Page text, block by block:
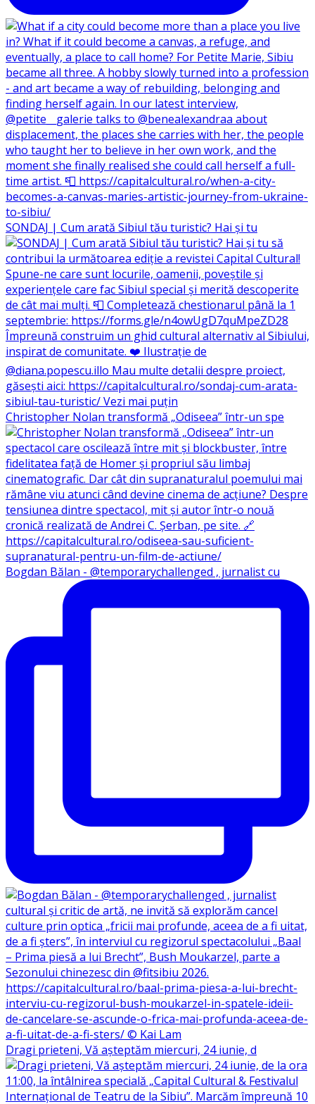
SONDAJ | Cum arată Sibiul tău turistic? Hai și tu
Christopher Nolan transformă „Odiseea” într-un spe
Bogdan Bălan - @temporarychallenged , jurnalist cu
Dragi prieteni, Vă așteptăm miercuri, 24 iunie, d